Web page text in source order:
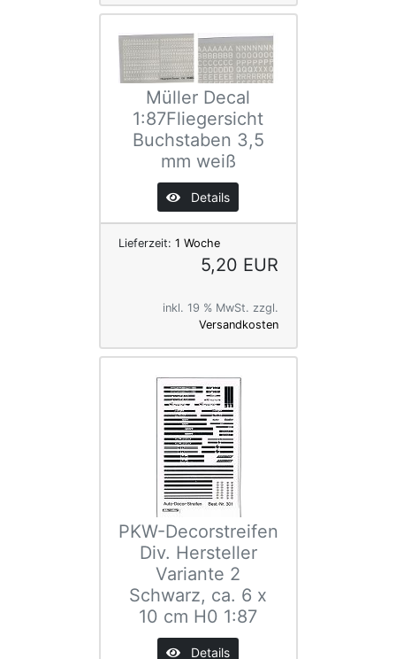
Müller Decal
1:87Fliegersicht
Buchstaben 3,5
mm weiß
Details
Lieferzeit: 1 Woche
5,20 EUR
inkl. 19 % MwSt. zzgl.
Versandkosten
PKW-Decorstreifen
Div. Hersteller
Variante 2
Schwarz, ca. 6 x
10 cm H0 1:87
Details